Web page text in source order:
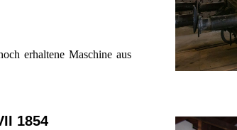
erhaltene Maschine aus
1854